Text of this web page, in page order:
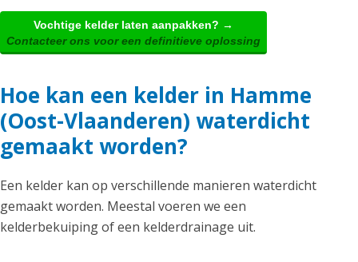
Vochtige kelder laten aanpakken? →
Contacteer ons voor een definitieve oplossing
Hoe kan een kelder in Hamme
(Oost-Vlaanderen) waterdicht
gemaakt worden?
Een kelder kan op verschillende manieren waterdicht
gemaakt worden. Meestal voeren we een
kelderbekuiping of een kelderdrainage uit.